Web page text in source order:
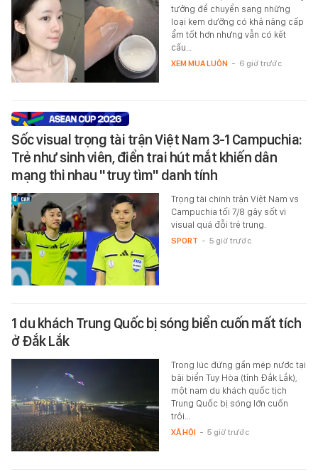
tưởng để chuyển sang những
loại kem dưỡng có khả năng cấp
ẩm tốt hơn nhưng vẫn có kết
cấu…
XEM MUA LUÔN - 6 giờ trước
Sốc visual trọng tài trận Việt Nam 3-1 Campuchia:
Trẻ như sinh viên, điển trai hút mắt khiến dân
mạng thi nhau "truy tìm" danh tính
Trọng tài chính trận Việt Nam vs
Campuchia tối 7/8 gây sốt vì
visual quá đỗi trẻ trung.
SPORT - 5 giờ trước
1 du khách Trung Quốc bị sóng biển cuốn mất tích
ở Đắk Lắk
Trong lúc đứng gần mép nước tại
bãi biển Tuy Hòa (tỉnh Đắk Lắk),
một nam du khách quốc tịch
Trung Quốc bị sóng lớn cuốn
trôi…
XÃ HỘI - 5 giờ trước